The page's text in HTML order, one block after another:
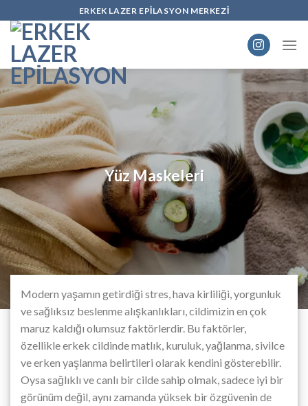
to
content
ERKEK LAZER EPILASYON MERKEZI
Yüz Maskeleri
Modern yaşamın getirdiği stres, hava kirliliği, yorgunluk
ve sağlıksız beslenme alışkanlıkları, cildimizin en çok
maruz kaldığı olumsuz faktörlerdir. Bu faktörler,
özellikle erkek cildinde matlık, kuruluk, yağlanma, sivilce
ve erken yaşlanma belirtileri olarak kendini gösterebilir.
Oysa sağlıklı ve canlı bir cilde sahip olmak, sadece iyi bir
görünüm değil, aynı zamanda yüksek bir özgüvenin de